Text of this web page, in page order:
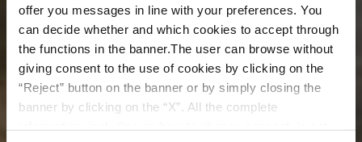
offer you messages in line with your preferences. You
can decide whether and which cookies to accept through
the functions in the banner.The user can browse without
giving consent to the use of cookies by clicking on the
“Reject” button on the banner or by simply closing the
banner by clicking on the “X”. All the complete
Global Trends OTR